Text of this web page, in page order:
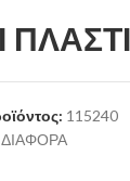
115240
ΔΙΑΦΟΡΑ